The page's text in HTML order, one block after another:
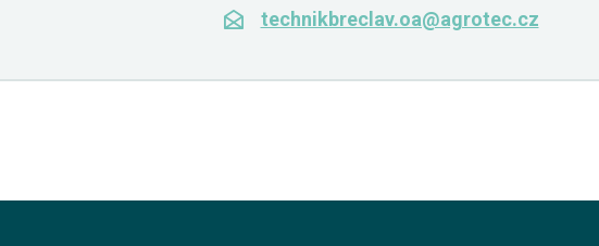
technikbreclav.oa@agrotec.cz